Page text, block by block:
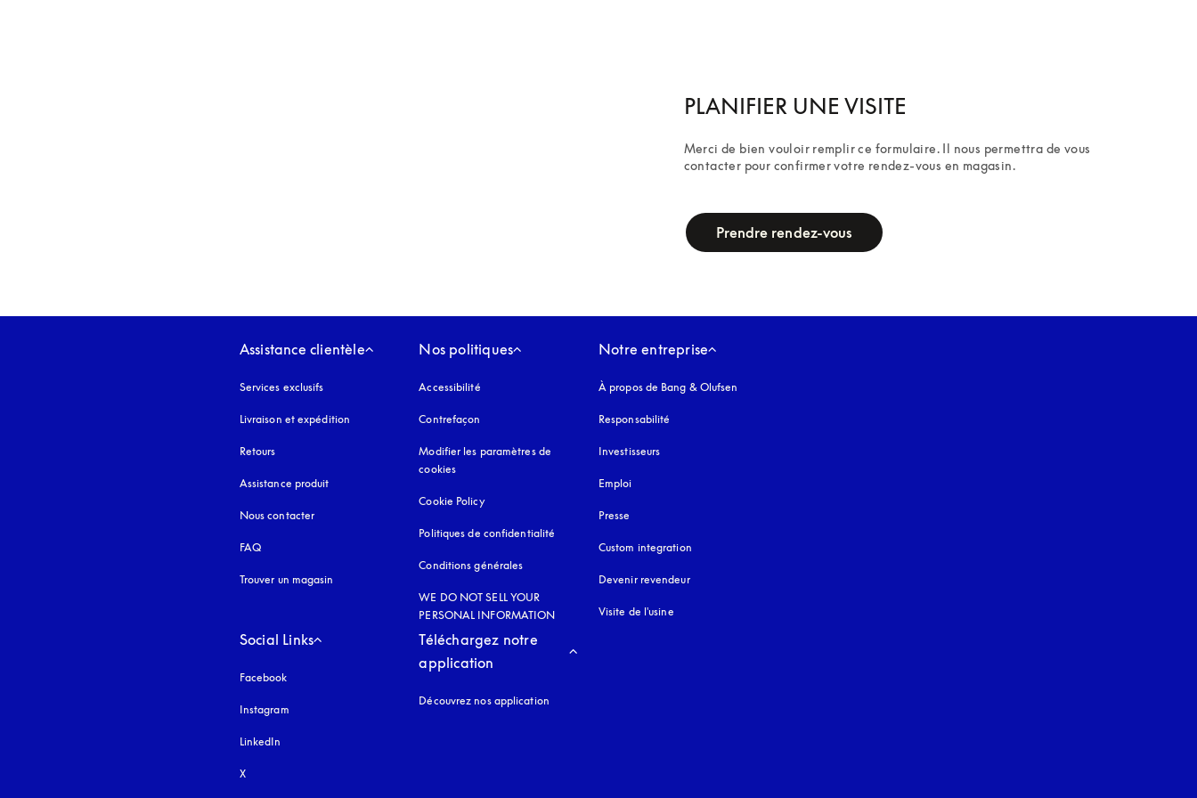
PLANIFIER UNE VISITE
Merci de bien vouloir remplir ce formulaire. Il nous permettra de vous
contacter pour confirmer votre rendez-vous en magasin.
Prendre rendez-vous
Assistance clientèle
Services exclusifs
Livraison et expédition
Retours
Assistance produit
Nous contacter
FAQ
Trouver un magasin
Nos politiques
Accessibilité s’ouvre dans un nouvel onglet
Contrefaçon s’ouvre dans un nouvel onglet
Modifier les paramètres de
cookies
Cookie Policys’ouvre dans un nouvel onglet
Politiques de confidentialité
Conditions générales
WE DO NOT SELL YOUR
PERSONAL INFORMATION
Notre entreprise
À propos de Bang & Olufsen
Responsabilité
Investisseurs
Emploi
Presse
Custom integration
Devenir revendeur
Visite de l'usine
Social Links
Facebook
Instagram
LinkedIn
X
Téléchargez notre
application
Découvrez nos application